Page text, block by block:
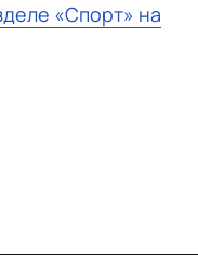
«Спорт» на